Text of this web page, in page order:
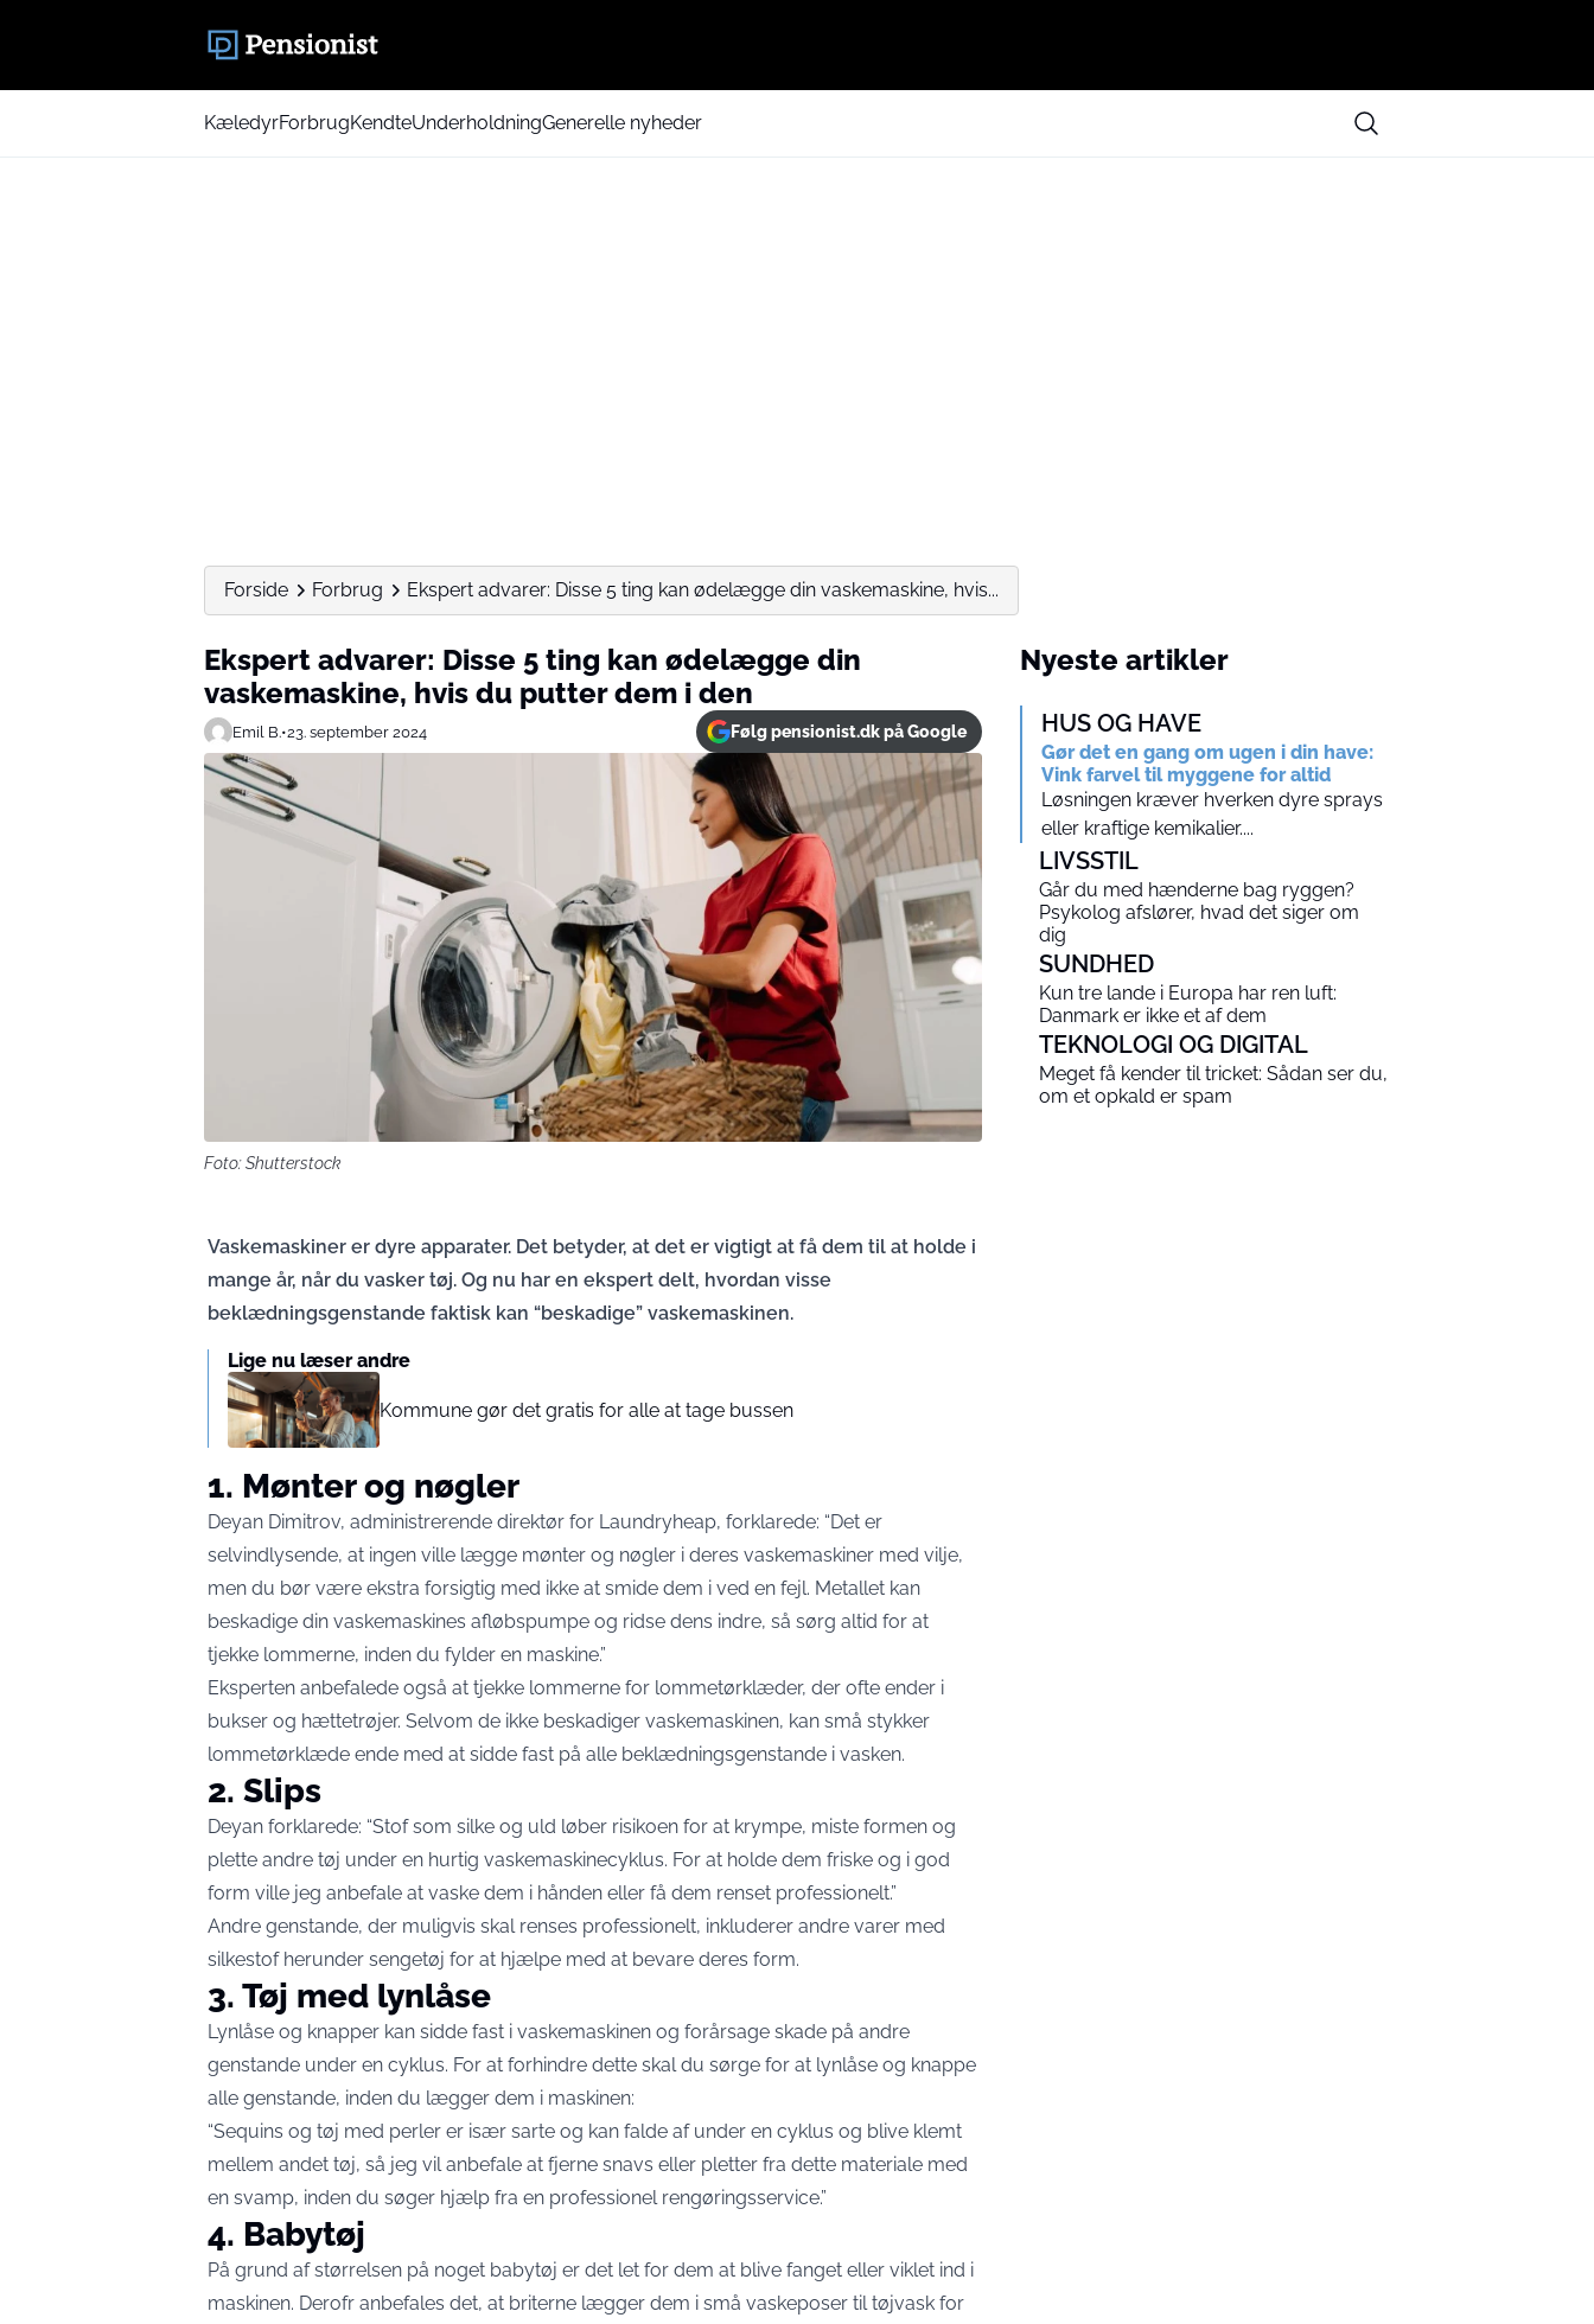
KæledyrForbrugKendteUnderholdningGenerelle nyheder
Forside Forbrug Ekspert advarer: Disse 5 ting kan ødelægge din vaskemaskine, hvis...
Ekspert advarer: Disse 5 ting kan ødelægge din
vaskemaskine, hvis du putter dem i den
Emil B.•23. september 2024 Følg pensionist.dk på Google
Foto: Shutterstock
Vaskemaskiner er dyre apparater. Det betyder, at det er vigtigt at få dem til at holde i
mange år, når du vasker tøj. Og nu har en ekspert delt, hvordan visse
beklædningsgenstande faktisk kan “beskadige” vaskemaskinen.
Lige nu læser andre
Kommune gør det gratis for alle at tage bussen
1. Mønter og nøgler
Deyan Dimitrov, administrerende direktør for Laundryheap, forklarede: “Det er
selvindlysende, at ingen ville lægge mønter og nøgler i deres vaskemaskiner med vilje,
men du bør være ekstra forsigtig med ikke at smide dem i ved en fejl. Metallet kan
beskadige din vaskemaskines afløbspumpe og ridse dens indre, så sørg altid for at
tjekke lommerne, inden du fylder en maskine.”
Eksperten anbefalede også at tjekke lommerne for lommetørklæder, der ofte ender i
bukser og hættetrøjer. Selvom de ikke beskadiger vaskemaskinen, kan små stykker
lommetørklæde ende med at sidde fast på alle beklædningsgenstande i vasken.
2. Slips
Deyan forklarede: “Stof som silke og uld løber risikoen for at krympe, miste formen og
plette andre tøj under en hurtig vaskemaskinecyklus. For at holde dem friske og i god
form ville jeg anbefale at vaske dem i hånden eller få dem renset professionelt.”
Andre genstande, der muligvis skal renses professionelt, inkluderer andre varer med
silkestof herunder sengetøj for at hjælpe med at bevare deres form.
3. Tøj med lynlåse
Lynlåse og knapper kan sidde fast i vaskemaskinen og forårsage skade på andre
genstande under en cyklus. For at forhindre dette skal du sørge for at lynlåse og knappe
alle genstande, inden du lægger dem i maskinen:
“Sequins og tøj med perler er især sarte og kan falde af under en cyklus og blive klemt
mellem andet tøj, så jeg vil anbefale at fjerne snavs eller pletter fra dette materiale med
en svamp, inden du søger hjælp fra en professionel rengøringsservice.”
4. Babytøj
På grund af størrelsen på noget babytøj er det let for dem at blive fanget eller viklet ind i
maskinen. Derofr anbefales det, at briterne lægger dem i små vaskeposer til tøjvask for
Nyeste artikler
HUS OG HAVE
Gør det en gang om ugen i din have:
Vink farvel til myggene for altid
Løsningen kræver hverken dyre sprays
eller kraftige kemikalier....
LIVSSTIL
Går du med hænderne bag ryggen?
Psykolog afslører, hvad det siger om
dig
SUNDHED
Kun tre lande i Europa har ren luft:
Danmark er ikke et af dem
TEKNOLOGI OG DIGITAL
Meget få kender til tricket: Sådan ser du,
om et opkald er spam